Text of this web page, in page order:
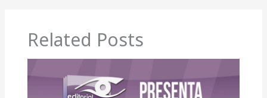
Related Posts